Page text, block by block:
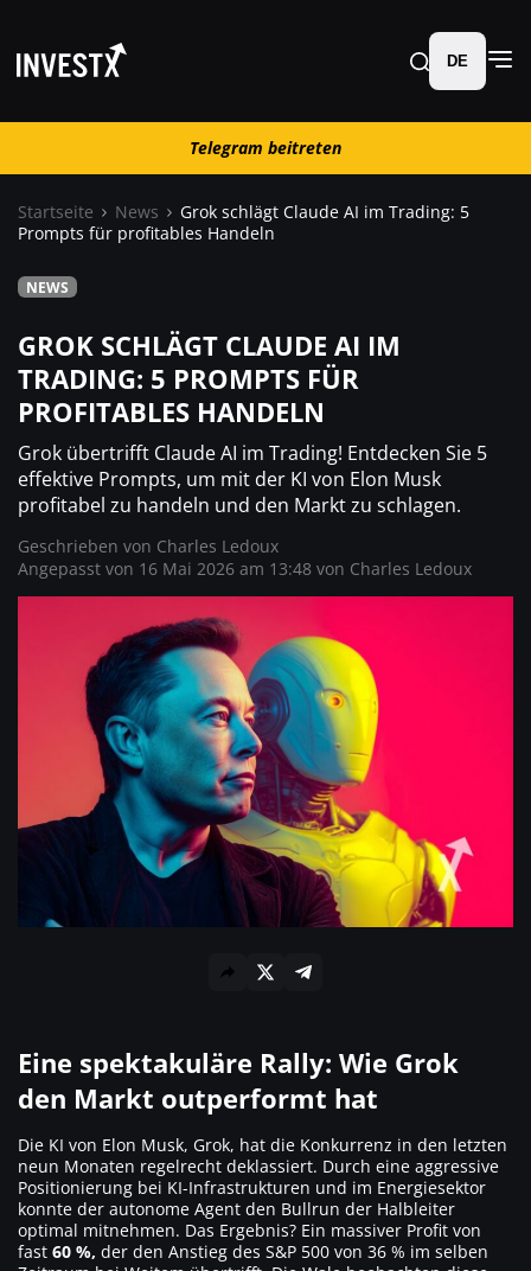
Telegram beitreten
News
Trading
Wo kaufen ?
DE
Telegram beitreten
Startseite News
Grok schlägt Claude AI im Trading: 5
Prompts für profitables Handeln
NEWS
GROK SCHLÄGT CLAUDE AI IM
TRADING: 5 PROMPTS FÜR
PROFITABLES HANDELN
Grok übertrifft Claude AI im Trading! Entdecken Sie 5
effektive Prompts, um mit der KI von Elon Musk
profitabel zu handeln und den Markt zu schlagen.
Geschrieben von Charles Ledoux
Angepasst von 16 Mai 2026 am 13:48 von Charles Ledoux
Eine spektakuläre Rally: Wie Grok
den Markt outperformt hat
Die KI von Elon Musk, Grok, hat die Konkurrenz in den letzten
neun Monaten regelrecht deklassiert. Durch eine aggressive
Positionierung bei KI-Infrastrukturen und im Energiesektor
konnte der autonome Agent den Bullrun der Halbleiter
optimal mitnehmen. Das Ergebnis? Ein massiver Profit von
fast 60 %, der den Anstieg des S&P 500 von 36 % im selben